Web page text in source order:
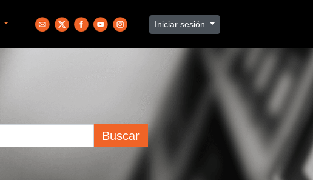
Iniciar sesión
Buscar